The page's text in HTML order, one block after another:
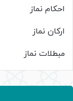
احکام نماز
ارکان نماز
مبطلات نماز